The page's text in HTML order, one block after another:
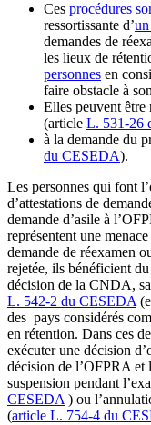
Ces procédures
ressortissante d’
demandes de
les lieux de
personnes en
faire obstacle à
Elles peuvent être
(article L. 531-26
à la demande du
du CESEDA).
Les personnes qui font
d’attestations de
demande d’asile à
représentent une
demande de réexamen
rejetée, ils bénéficient
décision de la CNDA,
L. 542-2 du CESEDA
des pays considérés
en rétention. Dans ces
exécuter une décision
décision de l’OFPRA et
suspension pendant
CESEDA) ou
(article L. 754-4 du